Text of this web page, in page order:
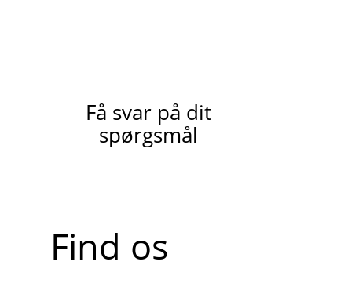
Få svar på dit
spørgsmål
Find os